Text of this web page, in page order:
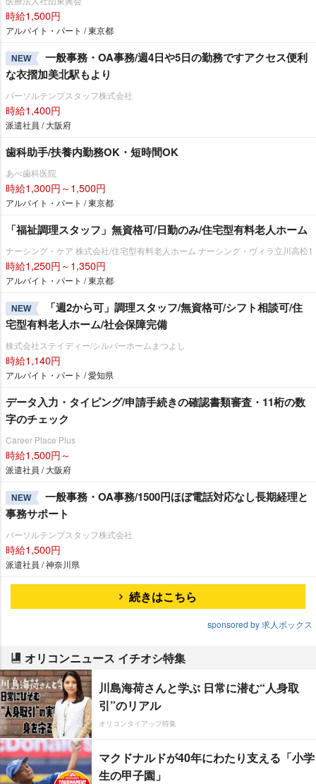
時給1,500円
アルバイト・パート / 東京都
NEW
一般事務・OA事務/週4日や5日の勤務ですアクセス便利
な衣摺加美北駅もより
パーソルテンプスタッフ株式会社
時給1,400円
派遣社員 / 大阪府
歯科助手/扶養内勤務OK・短時間OK
あべ歯科医院
時給1,300円～1,500円
アルバイト・パート / 東京都
「福祉調理スタッフ」無資格可/日勤のみ/住宅型有料老人ホーム
ナーシング・ケア 株式会社/住宅型有料老人ホーム ナーシング・ヴィラ立川高松1
時給1,250円～1,350円
アルバイト・パート / 東京都
NEW
「週2から可」調理スタッフ/無資格可/シフト相談可/住
宅型有料老人ホーム/社会保障完備
株式会社ステイディー/シルバーホームまつよし
時給1,140円
アルバイト・パート / 愛知県
データ入力・タイピング/申請手続きの確認書類審査・11桁の数
字のチェック
Career Place Plus
時給1,500円～
派遣社員 / 大阪府
NEW
一般事務・OA事務/1500円ほぼ電話対応なし長期経理と
事務サポート
パーソルテンプスタッフ株式会社
時給1,500円
派遣社員 / 神奈川県
続きはこちら
sponsored by 求人ボックス
オリコンニュース イチオシ特集
川島海荷さんと学ぶ 日常に潜む“人身取
引”のリアル
オリコンタイアップ特集
マクドナルドが40年にわたり支える「小学
生の甲子園」